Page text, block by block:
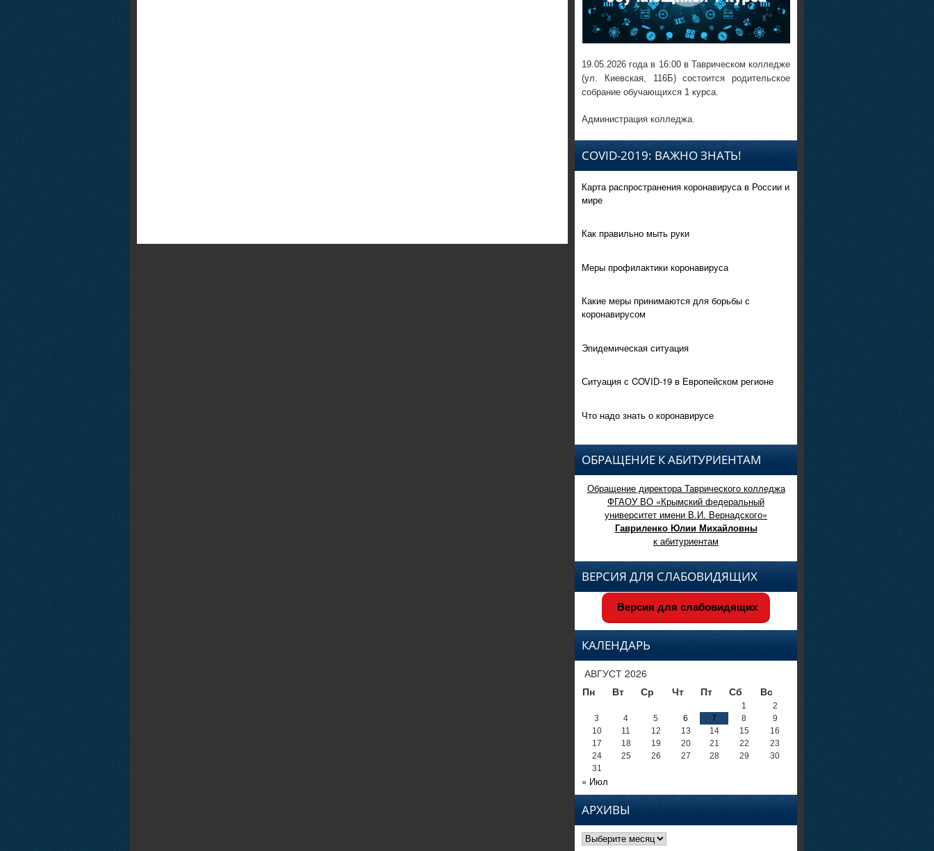
19.05.2026 года в 16:00 в Таврическом колледже
(ул. Киевская, 116Б) состоится родительское
собрание обучающихся 1 курса.
Администрация колледжа.
COVID-2019: ВАЖНО ЗНАТЬ!
Карта распространения коронавируса в России и
мире
Как правильно мыть руки
Меры профилактики коронавируса
Какие меры принимаются для борьбы с
коронавирусом
Эпидемическая ситуация
Ситуация с COVID-19 в Европейском регионе
Что надо знать о коронавирусе
ОБРАЩЕНИЕ К АБИТУРИЕНТАМ
Обращение директора Таврического колледжа
ФГАОУ ВО «Крымский федеральный
университет имени В.И. Вернадского»
Гавриленко Юлии Михайловны
к абитуриентам
ВЕРСИЯ ДЛЯ СЛАБОВИДЯЩИХ
Версия для слабовидящих
КАЛЕНДАРЬ
АВГУСТ 2026
Пн
Вт Ср Чт Пт Сб Вс
1
2
3
4 5 6 7 8
9
10
11 12 13 14 15
16
17
18 19 20 21 22
23
24
25 26 27 28 29
30
31
« Июл
АРХИВЫ
Архивы